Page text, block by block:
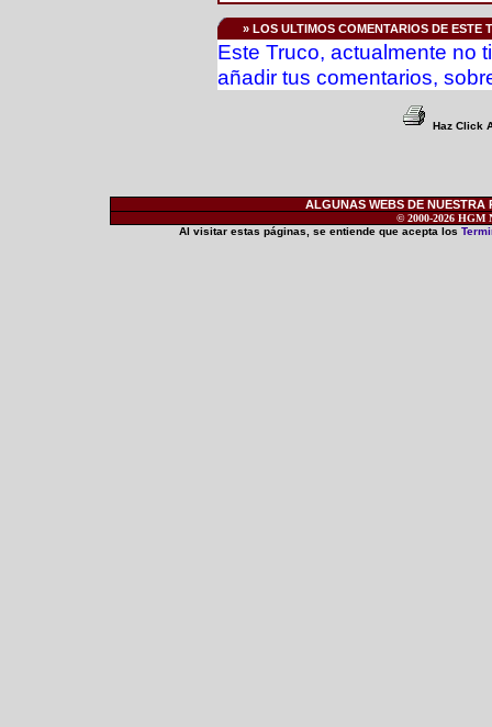
» LOS ULTIMOS COMENTARIOS DE ESTE
Este Truco, actualmente no
añadir tus comentarios,
Haz Click
ALGUNAS WEBS DE NUESTRA
© 2000-2026 HGM
Al visitar estas páginas, se entiende que acepta los